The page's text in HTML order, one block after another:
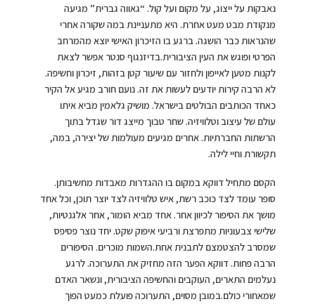
נאבקות על ייצוג, על מקום ועל קול. “גאווה גברית” מגיעה
מנקודת מבט מעט אחרת. היא מתעניינת במה שקורה אחרי
שהנראות כבר הושגה. ברגע בו הזיכרון האישי יוצא מהמרחב
הפרטי ופוגש את העין הציבורית.בדיזנגוף סנטר אפשר לצאת
לקנות מטען לאייפון ולחזור עם שיעור קטן בזהות, זיכרון וחשיפה.
לא הרבה קירות יודעים לעשות את זה. נועם חורב מגיע אל הקיר
כאחד הכותבים הבולטים בישראל. מושיק גלאמין מביא איתו
עולם של עיצוב וטלוויזיה. שחר טבוך מייצג דור שגדל בתוך
הרשתות החברתיות. אחרים מגיעים מעולמות של יצירה, במה,
תקשורת וחיי לילה.
הקסם מתחיל דווקא במקום בו ההגדרות מאבדות מחשיבותן.
סופר עומד לצד כוכב רשת, איש טלוויזיה לצד יוצר תוכן, וכל אחד
מושך את הסיפור לכיוון אחר. אחד מביא הומור, אחר אלגנטיות,
שלישי צבעוניות מתפרצת ורביעי איפוק שקט. יחד נוצר פסיפס
שמסרב להצטמצם לתבנית אחת.השמות מוכרים. הסיפורים
הרבה פחות. דווקא הפער הזה מחזיק את התערוכה. לרגע
נעלמים התארים, העוקבים והחשיפה הציבורית, ונשאר האדם
שמאחורי כולם.במובן מסוים, התערוכה פועלת כמעט הפוך